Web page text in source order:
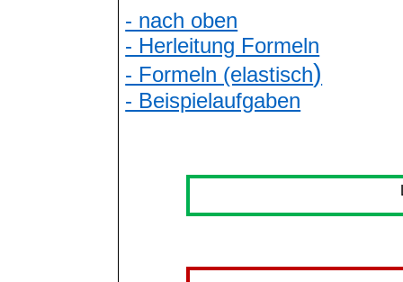
- nach oben
- Herleitung Formeln
- Formeln (elastisch)
- Beispielaufgaben